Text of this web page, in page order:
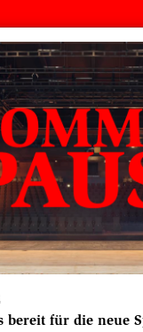
bereit für die neue